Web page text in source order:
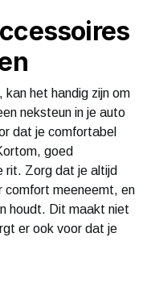
het handig zijn om
neksteun in je auto
dat je comfortabel
goed
rit. Zorg dat je altijd
comfort meeneemt, en
houdt. Dit maakt niet
er ook voor dat je